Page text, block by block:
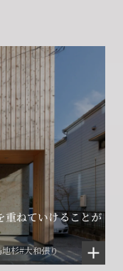
重ねていけることが
杉#大和張り